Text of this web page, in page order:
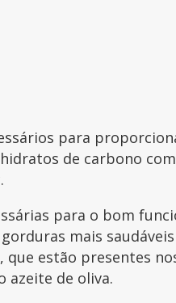
para
de carbono
para o bom
mais
que estão presentes
azeite de oliva.